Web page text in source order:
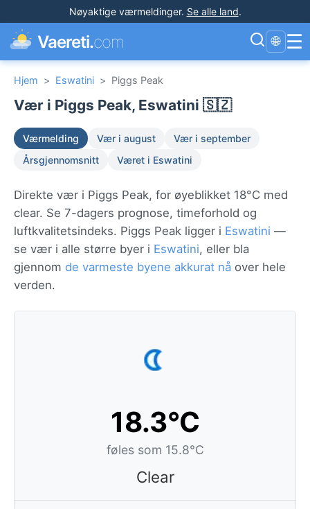
Nøyaktige værmeldinger. Se alle land.
Vaereti.com 🌐 ☰
Hjem > Eswatini > Piggs Peak
Vær i Piggs Peak, Eswatini 🇸🇿
Værmelding Vær i august
Vær i september
Årsgjennomsnitt
Været i Eswatini
Direkte vær i Piggs Peak, for øyeblikket 18°C med
clear. Se 7-dagers prognose, timeforhold og
luftkvalitetsindeks. Piggs Peak ligger i Eswatini —
se vær i alle større byer i Eswatini, eller bla
gjennom de varmeste byene akkurat nå over hele
verden.
18.3°C
føles som 15.8°C
Clear